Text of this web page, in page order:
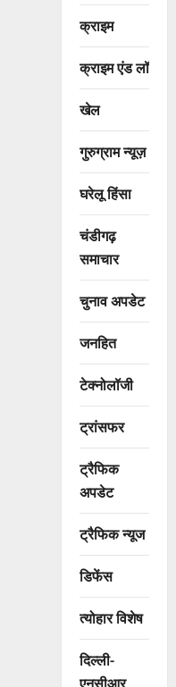
क्राइम
क्राइम एंड लॉ
खेल
गुरुग्राम न्यूज़
घरेलू हिंसा
चंडीगढ़
समाचार
चुनाव अपडेट
जनहित
टेक्नोलॉजी
ट्रांसफर
ट्रैफिक
अपडेट
ट्रैफिक न्यूज
डिफेंस
त्योहार विशेष
दिल्ली-